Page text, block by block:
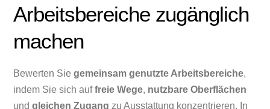
Arbeitsbereiche zugänglich
machen
Bewerten Siegemeinsam genutzte Arbeitsbereiche,
indem Sie sich auffreie Wege, nutzbare Oberflächen
undgleichen Zugang zu Ausstattung konzentrieren. In